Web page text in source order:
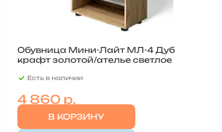
Обувница Мини-Лайт МЛ-4 Дуб
крафт золотой/ателье светлое
Есть в наличии
4 860р.
В КОРЗИНУ